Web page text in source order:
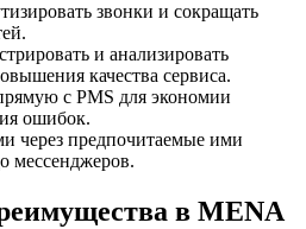
звонки и сокращать
и анализировать
качества сервиса.
с PMS для экономии
ошибок.
через предпочитаемые ими
мессенджеров.
в MENA